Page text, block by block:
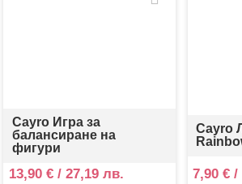
Cayro Игра за
балансиране на
фигури
13,90 €/ 27,19 лв.
Cayro
7,90 €/